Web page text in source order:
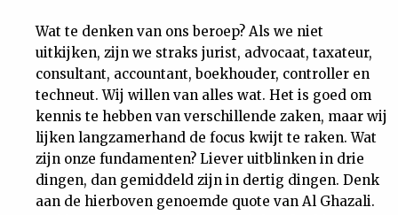
Wat te denken van ons beroep? Als we niet
uitkijken, zijn we straks jurist, advocaat, taxateur,
consultant, accountant, boekhouder, controller en
techneut. Wij willen van alles wat. Het is goed om
kennis te hebben van verschillende zaken, maar wij
lijken langzamerhand de focus kwijt te raken. Wat
zijn onze fundamenten? Liever uitblinken in drie
dingen, dan gemiddeld zijn in dertig dingen. Denk
aan de hierboven genoemde quote van Al Ghazali.